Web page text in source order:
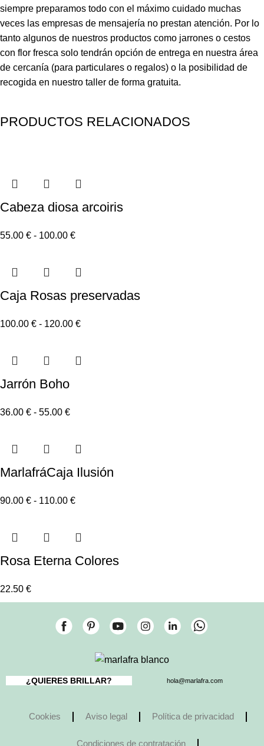
siempre preparamos todo con el máximo cuidado muchas
veces las empresas de mensajería no prestan atención. Por lo
tanto algunos de nuestros productos como jarrones o cestos
con flor fresca solo tendrán opción de entrega en nuestra área
de cercanía (para particulares o regalos) o la posibilidad de
recogida en nuestro taller de forma gratuita.
PRODUCTOS RELACIONADOS
Cabeza diosa arcoiris
55.00 € - 100.00 €
Caja Rosas preservadas
100.00 € - 120.00 €
Jarrón Boho
36.00 € - 55.00 €
MarlafráCaja Ilusión
90.00 € - 110.00 €
Rosa Eterna Colores
22.50 €
¿QUIERES BRILLAR? hola@marlafra.com
Cookies Aviso legal Política de privacidad
Condiciones de contratación